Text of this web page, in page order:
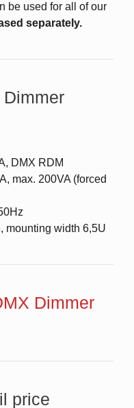
be used for all of our
separately.
DMX RDM
max. 200VA (forced
mounting width 6,5U
Dimmer
price